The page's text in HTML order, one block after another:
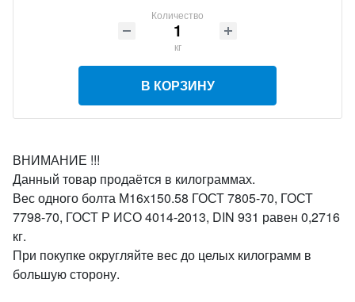
Количество
кг
В КОРЗИНУ
ВНИМАНИЕ !!!
Данный товар продаётся в килограммах.
Вес одного болта М16х150.58 ГОСТ 7805-70, ГОСТ
7798-70, ГОСТ Р ИСО 4014-2013, DIN 931 равен 0,2716
кг.
При покупке округляйте вес до целых килограмм в
большую сторону.